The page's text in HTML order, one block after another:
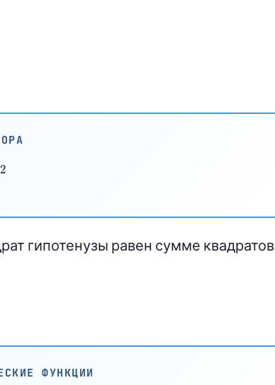
2
гипотенузы равен сумме квадратов
ФУНКЦИИ